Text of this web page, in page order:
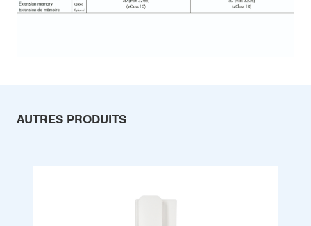
AUTRES PRODUITS